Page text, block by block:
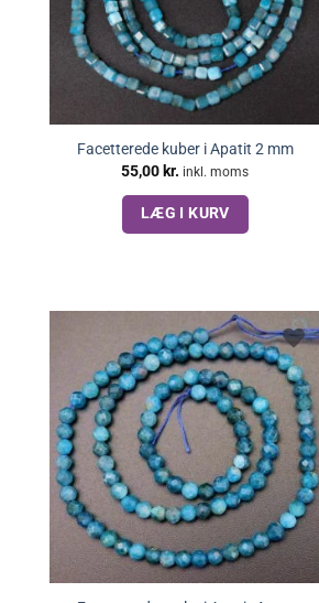
Facetterede kuber i Apatit 2 mm
55,00 kr. inkl. moms
LÆG I KURV